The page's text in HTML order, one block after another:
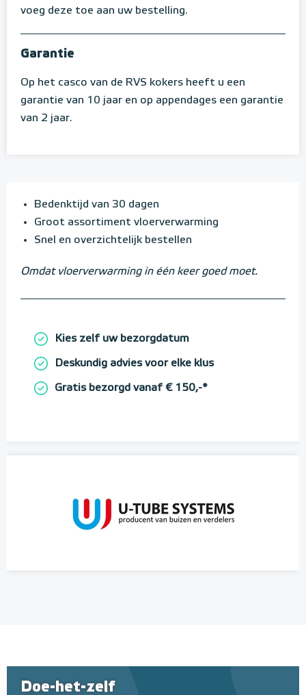
voeg deze toe aan uw bestelling.
Garantie
Op het casco van de RVS kokers heeft u een
garantie van 10 jaar en op appendages een garantie
van 2 jaar.
Bedenktijd van 30 dagen
Groot assortiment vloerverwarming
Snel en overzichtelijk bestellen
Omdat vloerverwarming in één keer goed moet.
Kies zelf uw bezorgdatum
Deskundig advies voor elke klus
Gratis bezorgd vanaf € 150,-*
Doe-het-zelf